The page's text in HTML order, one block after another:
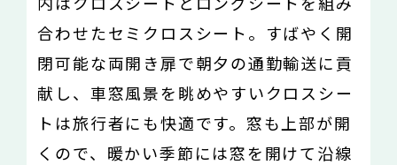
合わせたセミクロスシート。すばやく開
閉可能な両開き扉で朝夕の通勤輸送に貢
献し、車窓風景を眺めやすいクロスシー
トは旅行者にも快適です。窓も上部が開
くので、暖かい季節には窓を開けて沿線